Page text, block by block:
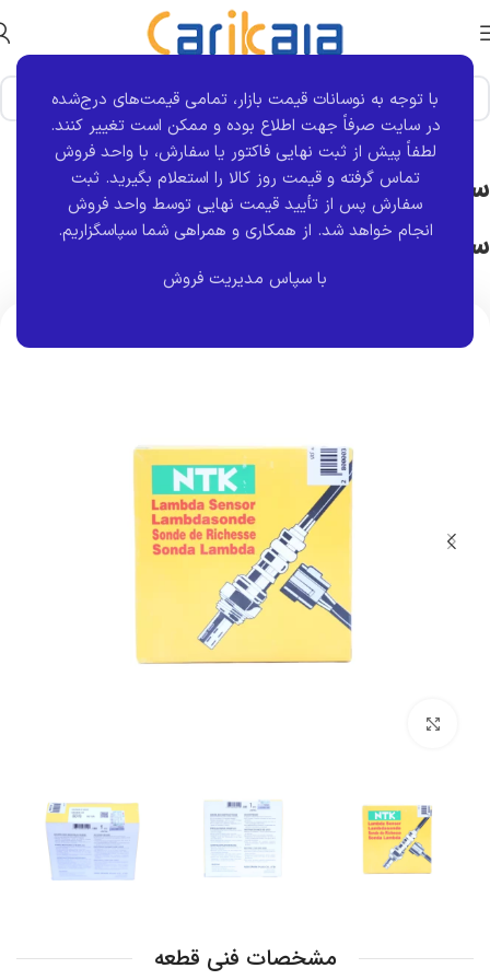
با توجه به نوسانات قیمت بازار، تمامی قیمت‌های درج‌شده
در سایت صرفاً جهت اطلاع بوده و ممکن است تغییر کنند.
لطفاً پیش از ثبت نهایی فاکتور یا سفارش، با واحد فروش
تماس گرفته و قیمت روز کالا را استعلام بگیرید. ثبت
سفارش پس از تأیید قیمت نهایی توسط واحد فروش
انجام خواهد شد. از همکاری و همراهی شما سپاسگزاریم.
با سپاس مدیریت فروش
خانه نوع قطعه قطعات برقی
سنسور اکسیژن زیمنس پراید-405-تیبا-
ساینا-نیسان (SSAT) اصلی ژاپن NTK
مشخصات فنی قطعه